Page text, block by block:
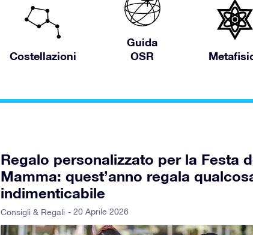
Costellazioni
Guida
OSR
Regalo personalizzato per la Festa
Mamma: quest’anno regala
indimenticabile
Consigli & Regali - 20 Aprile 2026